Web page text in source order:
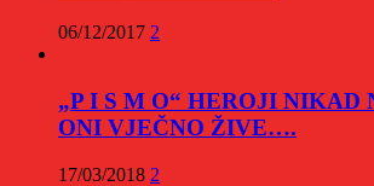
06/12/2017 2
„P I S M O“ HEROJI NIKAD
ONI VJEČNO ŽIVE….
17/03/2018 2